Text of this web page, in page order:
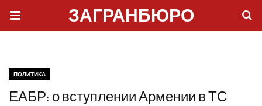
ЗАГРАНБЮРО
ПОЛИТИКА
ЕАБР: о вступлении Армении в ТС